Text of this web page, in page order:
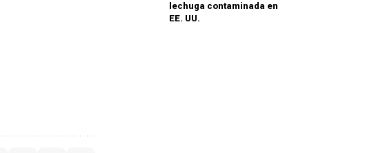
lechuga contaminada en
EE. UU.